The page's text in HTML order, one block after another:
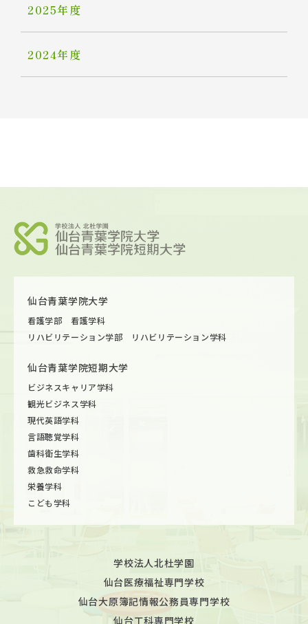
2025年度
2024年度
仙台青葉学院大学
看護学部 看護学科
リハビリテーション学部 リハビリテーション学科
仙台青葉学院短期大学
ビジネスキャリア学科
観光ビジネス学科
現代英語学科
言語聴覚学科
歯科衛生学科
救急救命学科
栄養学科
こども学科
学校法人北杜学園
仙台医療福祉専門学校
仙台大原簿記情報公務員専門学校
仙台工科専門学校